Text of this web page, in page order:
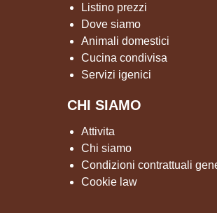
Listino prezzi
Dove siamo
Animali domestici
Cucina condivisa
Servizi igenici
CHI SIAMO
Attivita
Chi siamo
Condizioni contrattuali
Cookie law